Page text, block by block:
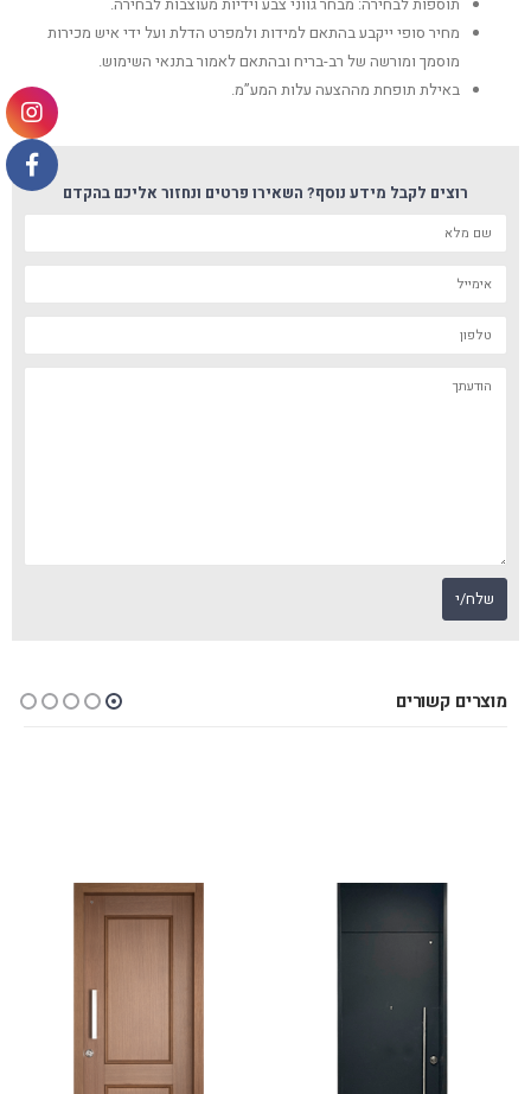
תוספות לבחירה: מבחר גווני צבע וידיות מעוצבות לבחירה.
מחיר סופי ייקבע בהתאם למידות ולמפרט הדלת ועל ידי איש מכירות
מוסמך ומורשה של רב-בריח ובהתאם לאמור בתנאי השימוש.
באילת תופחת מההצעה עלות המע”מ.
רוצים לקבל מידע נוסף? השאירו פרטים ונחזור אליכם בהקדם
מוצרים קשורים